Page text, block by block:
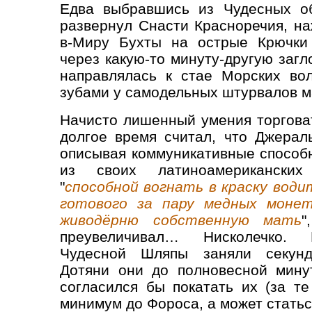
Едва выбравшись из Чудесных
развернул Снасти Красноречия,
в-Миру Бухты на острые
через какую-то минуту-другую
направлялась к стае Морских
зубами у самодельных штурвалов
Начисто лишенный умения
долгое время считал, что
описывая коммуникативные
из своих
"способной вогнать в краску
готового за пару медных
живодёрню собственную мать
преувеличивал… Нисколечко.
Чудесной Шляпы заняли
Дотяни они до полновесной
согласился бы покатать их (за
минимум до Фороса, а может